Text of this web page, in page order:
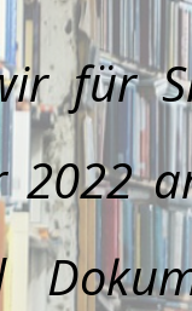
für
2022